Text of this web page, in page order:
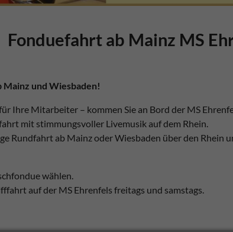
Fonduefahrt ab Mainz MS
und Wiesbaden!
Ihre Mitarbeiter – kommen Sie an Bord der MS
mit stimmungsvoller Livemusik auf dem Rhein.
Rundfahrt ab Mainz oder Wiesbaden über den Rhein
wählen.
auf der MS Ehrenfels freitags und samstags.